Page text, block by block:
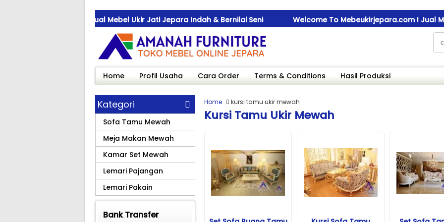
! Jual Mebel Ukir Jati Jepara Indah & Bernilai Seni Welcome To Mebeukirjepara.com ! Jual
! Jual Mebel Ukir Jati Jepara Indah & Bernilai Seni Welcome To Mebeukirjepara.com ! Jual
! Jual Mebel Ukir Jati Jepara Indah & Bernilai Seni
Home
Profil Usaha Cara Order Terms & Conditions Hasil Produksi
Home kursi tamu ukir mewah
Kursi Tamu Ukir Mewah
Kategori
Sofa Tamu Mewah
Meja Makan Mewah
Kamar Set Mewah
Lemari Pajangan
Lemari Pakain
Bank Transfer